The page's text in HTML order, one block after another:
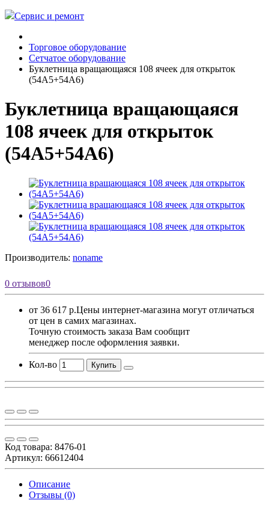
Сервис и ремонт
Торговое оборудование
Сетчатое оборудование
Буклетница вращающаяся 108 ячеек для открыток
(54А5+54А6)
Буклетница вращающаяся
108 ячеек для открыток
(54А5+54А6)
Производитель: noname
0 отзывов0
от 36 617 р.Цены интернет-магазина могут отличаться
от цен в самих магазинах.
Точную стоимость заказа Вам сообщит
менеджер после оформления заявки.
Кол-во Купить
Код товара: 8476-01
Артикул: 66612404
Описание
Отзывы (0)